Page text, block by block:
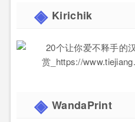
Kirichik
WandaPrint